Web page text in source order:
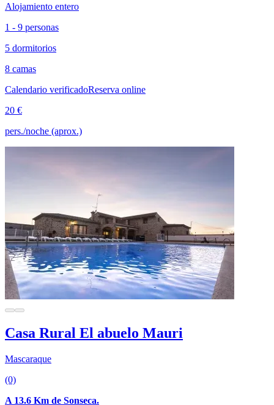
Alojamiento entero
1 - 9 personas
5 dormitorios
8 camas
Calendario verificadoReserva online
20 €
pers./noche (aprox.)
Casa Rural El abuelo Mauri
Mascaraque
(0)
A 13.6 Km de Sonseca.